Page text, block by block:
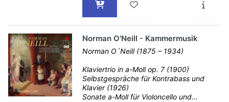
Norman O'Neill - Kammermusik
Norman O´Neill (1875 – 1934)
Klaviertrio in a-Moll op. 7 (1900)
Selbstgespräche für Kontrabass und
Klavier (1926)
Sonate a-Moll für Violoncello und...